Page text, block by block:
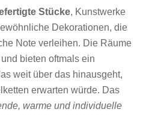
Stücke, Kunstwerke
Dekorationen, die
Note verleihen. Die Räume
bieten oftmals ein
weit über das hinausgeht,
erwarten würde. Das
warme und individuelle